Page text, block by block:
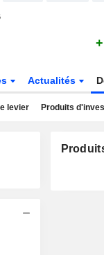
Actualités
levier Produits